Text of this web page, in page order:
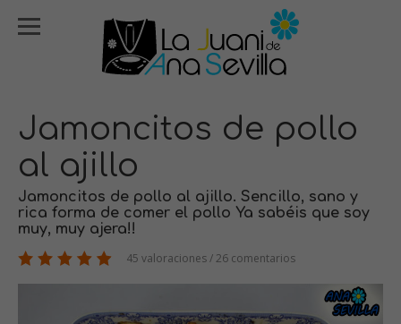
Jamoncitos de pollo
al ajillo
Jamoncitos de pollo al ajillo. Sencillo, sano y
rica forma de comer el pollo Ya sabéis que soy
muy, muy ajera!!
45 valoraciones / 26 comentarios